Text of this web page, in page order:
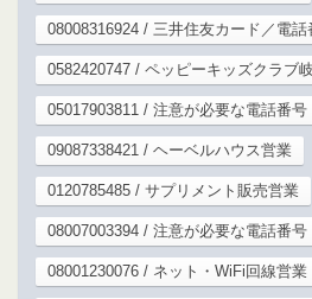
08008316924 / 三井住友カード／電話
0582420747 / ペッピーキッズクラブ
05017903811 / 注意が必要な電話番号
09087338421 / ヘーベルハウス営業
0120785485 / サプリメント販売営業
08007003394 / 注意が必要な電話番号
08001230076 / ネット・WiFi回線営業